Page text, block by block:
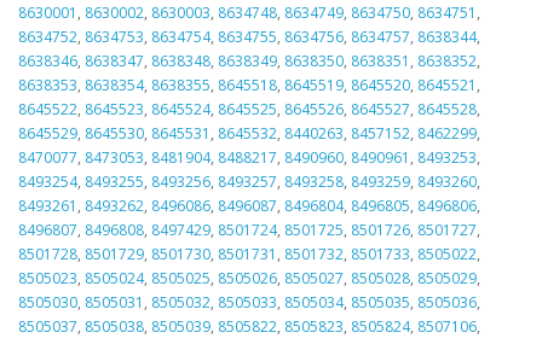
8630001 , 8630002, 8630003, 8634748, 8634749, 8634750, 8634751 ,
8634752, 8634753, 8634754, 8634755, 8634756, 8634757, 8638344,
8638346, 8638347, 8638348, 8638349, 8638350, 8638351 , 8638352,
8638353, 8638354, 8638355, 8645518, 8645519, 8645520, 8645521 ,
8645522, 8645523, 8645524, 8645525, 8645526, 8645527, 8645528,
8645529, 8645530, 8645531 , 8645532, 8440263, 8457152, 8462299,
8470077, 8473053, 8481904, 8488217, 8490960, 8490961 , 8493253,
8493254, 8493255, 8493256, 8493257, 8493258, 8493259, 8493260,
8493261 , 8493262, 8496086, 8496087, 8496804, 8496805, 8496806,
8496807, 8496808, 8497429, 8501724, 8501725, 8501726, 8501727,
8501728, 8501729, 8501730, 8501731 , 8501732, 8501733, 8505022,
8505023, 8505024, 8505025, 8505026, 8505027, 8505028, 8505029,
8505030, 8505031 , 8505032, 8505033, 8505034, 8505035, 8505036,
8505037, 8505038, 8505039, 8505822, 8505823, 8505824, 8507106,